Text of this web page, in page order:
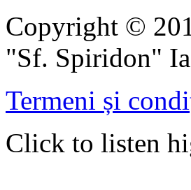
Copyright ©
"Sf. Spiridon"
Termeni și
Click to listen